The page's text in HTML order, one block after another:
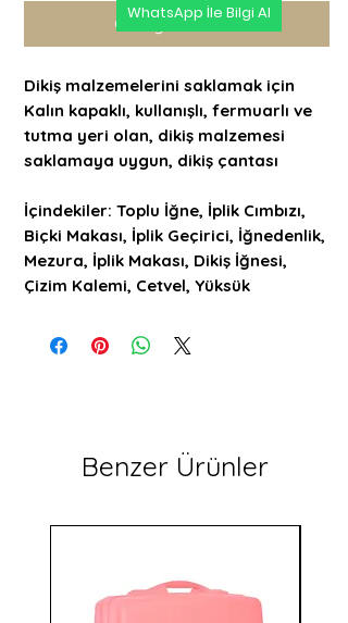
Geldiğinde Bildir
Dikiş malzemelerini saklamak için
Kalın kapaklı, kullanışlı, fermuarlı ve
tutma yeri olan, dikiş malzemesi
saklamaya uygun, dikiş çantası
İçindekiler: Toplu İğne, İplik Cımbızı,
Biçki Makası, İplik Geçirici, İğnedenlik,
Mezura, İplik Makası, Dikiş İğnesi,
Çizim Kalemi, Cetvel, Yüksük
WhatsApp İle Bilgi Al
Benzer Ürünler